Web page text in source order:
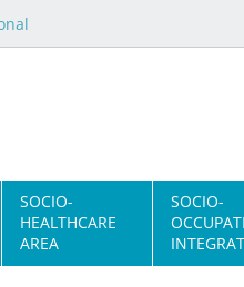
SOCIO-
HEALTHCARE
AREA
SOCIO-